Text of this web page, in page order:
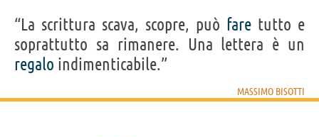
“La scrittura scava, scopre, può fare tutto e
soprattutto sa rimanere. Una lettera è un
regalo indimenticabile.”
MASSIMO BISOTTI